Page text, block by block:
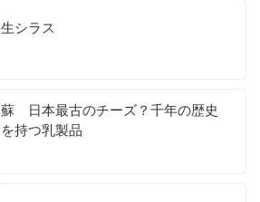
生シラス
蘇 日本最古のチーズ？千年の歴史
を持つ乳製品